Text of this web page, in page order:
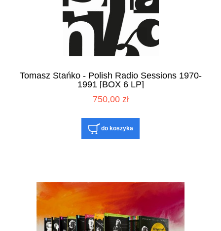
Tomasz Stańko - Polish Radio Sessions 1970-
1991 [BOX 6 LP]
750,00 zł
do koszyka